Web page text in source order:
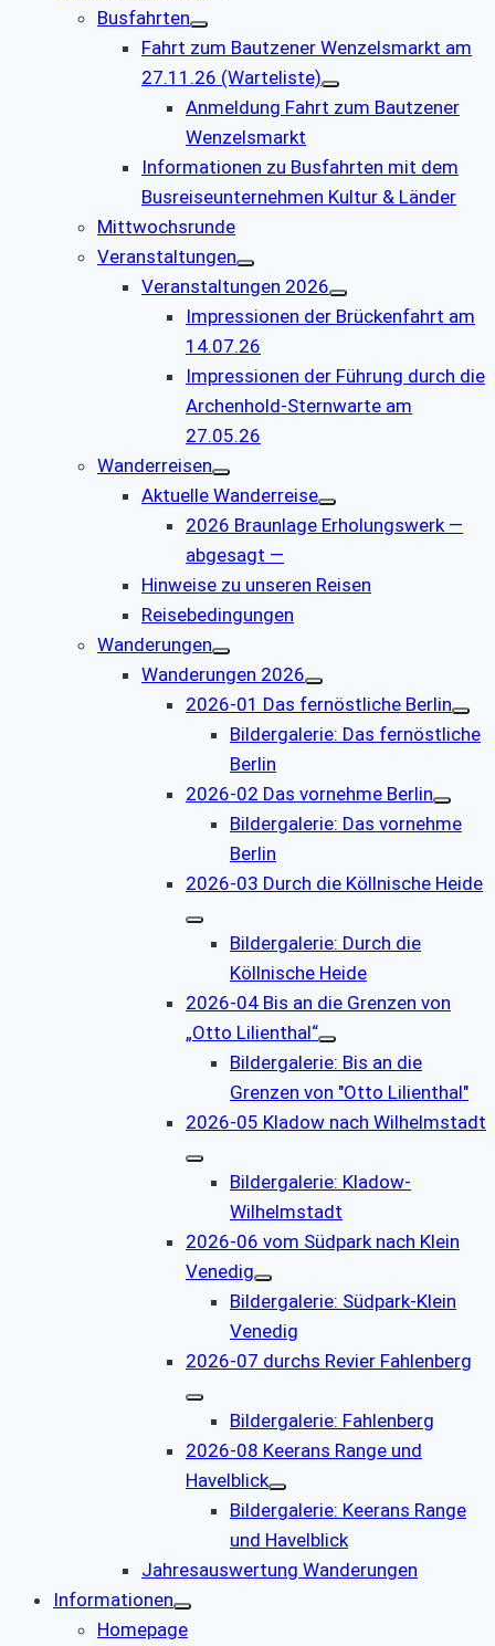
Busfahrten
Fahrt zum Bautzener Wenzelsmarkt am
27.11.26 (Warteliste)
Anmeldung Fahrt zum Bautzener
Wenzelsmarkt
Informationen zu Busfahrten mit dem
Busreiseunternehmen Kultur & Länder
Mittwochsrunde
Veranstaltungen
Veranstaltungen 2026
Impressionen der Brückenfahrt am
14.07.26
Impressionen der Führung durch die
Archenhold-Sternwarte am
27.05.26
Wanderreisen
Aktuelle Wanderreise
2026 Braunlage Erholungswerk —
abgesagt —
Hinweise zu unseren Reisen
Reisebedingungen
Wanderungen
Wanderungen 2026
2026-01 Das fernöstliche Berlin
Bildergalerie: Das fernöstliche
Berlin
2026-02 Das vornehme Berlin
Bildergalerie: Das vornehme
Berlin
2026-03 Durch die Köllnische Heide
Bildergalerie: Durch die
Köllnische Heide
2026-04 Bis an die Grenzen von
„Otto Lilienthal“
Bildergalerie: Bis an die
Grenzen von "Otto Lilienthal"
2026-05 Kladow nach Wilhelmstadt
Bildergalerie: Kladow-
Wilhelmstadt
2026-06 vom Südpark nach Klein
Venedig
Bildergalerie: Südpark-Klein
Venedig
2026-07 durchs Revier Fahlenberg
Bildergalerie: Fahlenberg
2026-08 Keerans Range und
Havelblick
Bildergalerie: Keerans Range
und Havelblick
Jahresauswertung Wanderungen
Informationen
Homepage